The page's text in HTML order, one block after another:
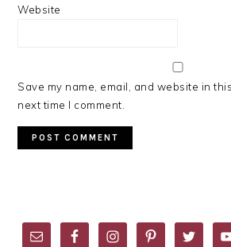
Website
Save my name, email, and website in
next time I comment.
SIDEBAR